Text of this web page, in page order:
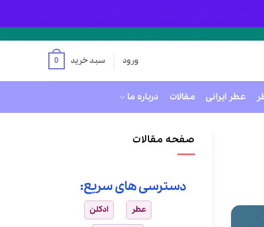
ورود سبد خرید 0
عطر ایرانی مقالات درباره ما
صفحه مقالات
دسترسی های سریع:
عطر ادکلن